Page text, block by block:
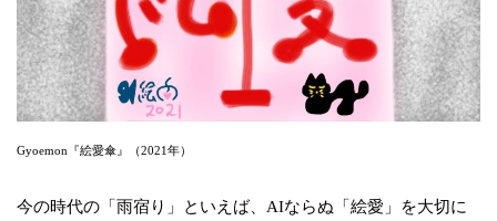
Gyoemon『絵愛傘』（2021年）
今の時代の「雨宿り」といえば、AIならぬ「絵愛」を大切に